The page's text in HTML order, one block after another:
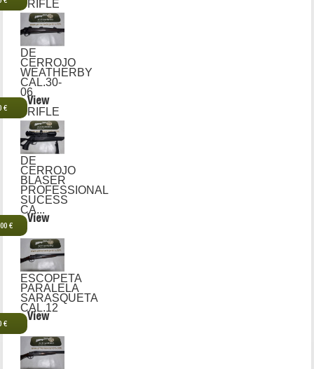
RIFLE
DE
CERROJO
WEATHERBY
CAL.30-
06
€
View
RIFLE
DE
CERROJO
BLASER
PROFESSIONAL
SUCESS
CA...
€
View
ESCOPETA
PARALELA
SARASQUETA
CAL.12
€
View